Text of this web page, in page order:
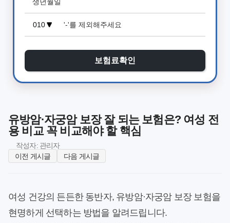
보험료확인
유방암·자궁암 보장 잘 되는 보험은? 여성 전
용 비교 꼭 비교해야 할 핵심
작성자: 관리자
이전 게시글
다음 게시글
여성 건강의 든든한 동반자, 유방암·자궁암 보장 보험을
현명하게 선택하는 방법을 알려드립니다.